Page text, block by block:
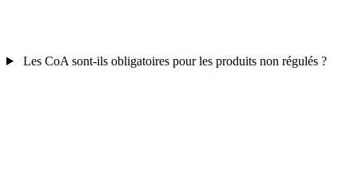
Les CoA sont-ils obligatoires pour les produits non régulés ?